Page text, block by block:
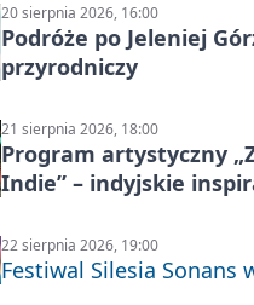
20 sierpnia 2026, 16:00
Podróże po Jeleniej
przyrodniczy
21 sierpnia 2026, 18:00
Program artystyczny
Indie” – indyjskie
22 sierpnia 2026, 19:00
Festiwal Silesia Sonans